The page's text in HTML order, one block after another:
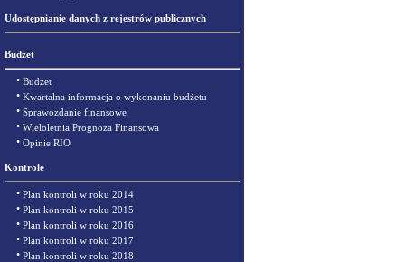
Udostępnianie danych z rejestrów publicznych
Budżet
• Budżet
• Kwartalna informacja o wykonaniu budżetu
• Sprawozdanie finansowe
• Wieloletnia Prognoza Finansowa
• Opinie RIO
Kontrole
• Plan kontroli w roku 2014
• Plan kontroli w roku 2015
• Plan kontroli w roku 2016
• Plan kontroli w roku 2017
• Plan kontroli w roku 2018